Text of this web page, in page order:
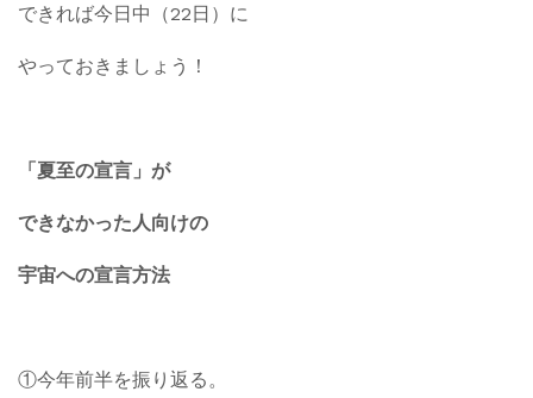
できれば今日中（22日）に
やっておきましょう！
「夏至の宣言」が
できなかった人向けの
宇宙への宣言方法
①今年前半を振り返る。